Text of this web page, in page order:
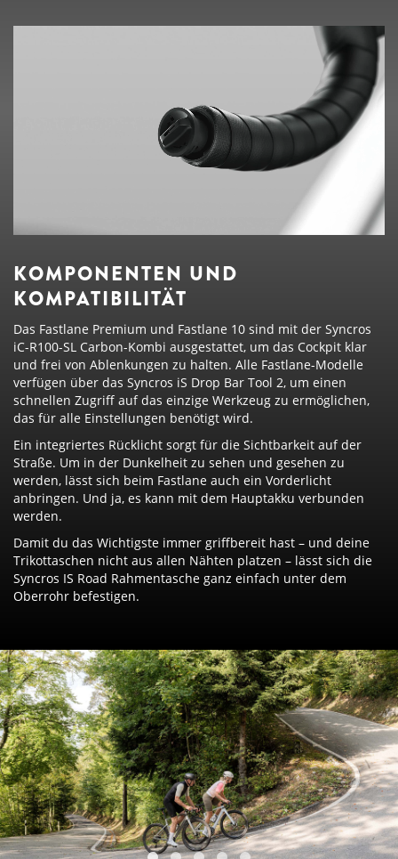
KOMPONENTEN UND
KOMPATIBILITÄT
Das Fastlane Premium und Fastlane 10 sind mit der Syncros
iC-R100-SL Carbon-Kombi ausgestattet, um das Cockpit klar
und frei von Ablenkungen zu halten. Alle Fastlane-Modelle
verfügen über das Syncros iS Drop Bar Tool 2, um einen
schnellen Zugriff auf das einzige Werkzeug zu ermöglichen,
das für alle Einstellungen benötigt wird.
Ein integriertes Rücklicht sorgt für die Sichtbarkeit auf der
Straße. Um in der Dunkelheit zu sehen und gesehen zu
werden, lässt sich beim Fastlane auch ein Vorderlicht
anbringen. Und ja, es kann mit dem Hauptakku verbunden
werden.
Damit du das Wichtigste immer griffbereit hast – und deine
Trikottaschen nicht aus allen Nähten platzen – lässt sich die
Syncros IS Road Rahmentasche ganz einfach unter dem
Oberrohr befestigen.